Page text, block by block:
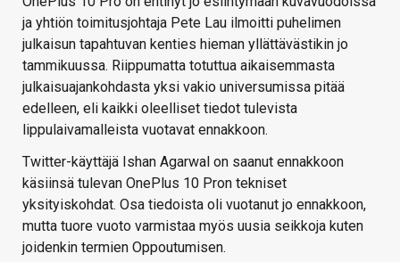
ja yhtiön toimitusjohtaja Pete Lau ilmoitti puhelimen
julkaisun tapahtuvan kenties hieman yllättävästikin jo
tammikuussa. Riippumatta totuttua aikaisemmasta
julkaisuajankohdasta yksi vakio universumissa pitää
edelleen, eli kaikki oleelliset tiedot tulevista
lippulaivamalleista vuotavat ennakkoon.
Twitter-käyttäjä Ishan Agarwal on saanut ennakkoon
käsiinsä tulevan OnePlus 10 Pron tekniset
yksityiskohdat. Osa tiedoista oli vuotanut jo ennakkoon,
mutta tuore vuoto varmistaa myös uusia seikkoja kuten
joidenkin termien Oppoutumisen.